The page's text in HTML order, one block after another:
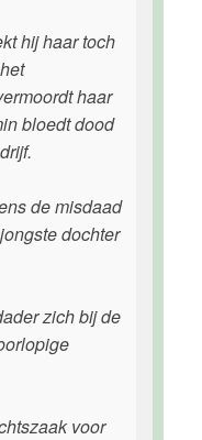
hij haar toch
haar
bloedt dood
de misdaad
dochter
zich bij de
voor